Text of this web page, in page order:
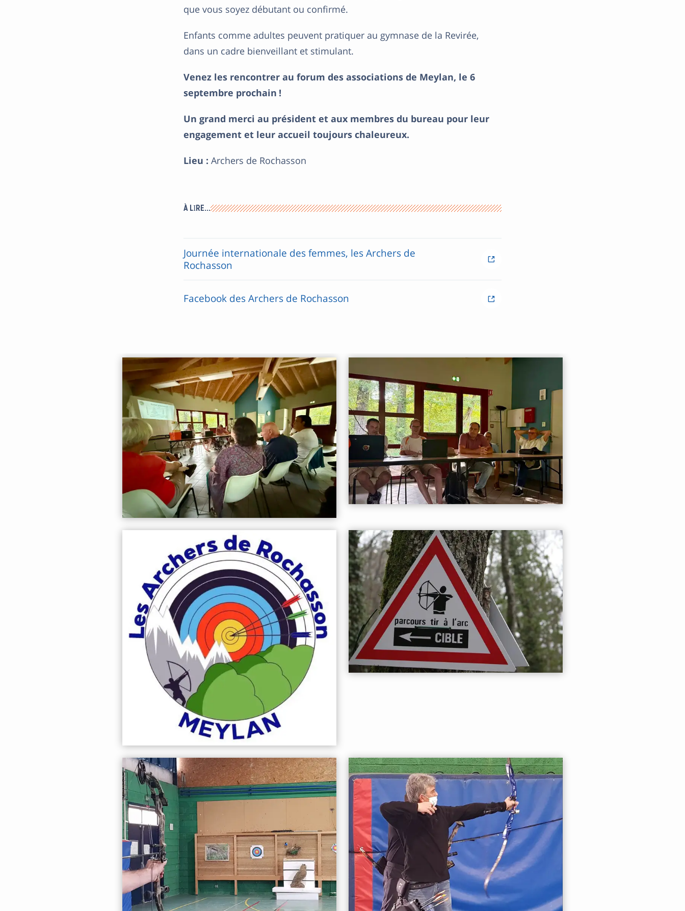
que vous soyez débutant ou confirmé.
Enfants comme adultes peuvent pratiquer au gymnase de la Revirée,
dans un cadre bienveillant et stimulant.
Venez les rencontrer au forum des associations de Meylan, le 6
septembre prochain !
Un grand merci au président et aux membres du bureau pour leur
engagement et leur accueil toujours chaleureux.
Lieu : Archers de Rochasson
À LIRE…
Journée internationale des femmes, les Archers de
Rochasson
Facebook des Archers de Rochasson